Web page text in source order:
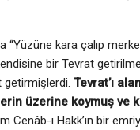
kara çalıp
bir Tevrat
getirmişlerdi. Tevrat’ı
üzerine koymuş ve
Cenâb-ı Hakk’ın bir